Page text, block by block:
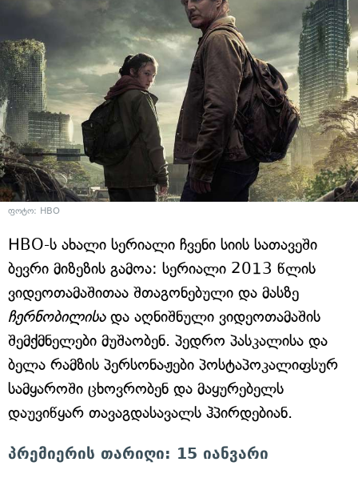
ფოტო: HBO
HBO-ს ახალი სერიალი ჩვენი სიის სათავეში
ბევრი მიზეზის გამოა: სერიალი 2013 წლის
ვიდეოთამაშითაა შთაგონებული და მასზე
ჩერნობილისადა აღნიშნული ვიდეოთამაშის
შემქმნელები მუშაობენ. პედრო პასკალისა და
ბელა რამზის პერსონაჟები პოსტაპოკალიფსურ
სამყაროში ცხოვრობენ და მაყურებელს
დაუვიწყარ თავაგდასავალს ჰპირდებიან.
პრემიერის თარიღი: 15 იანვარი